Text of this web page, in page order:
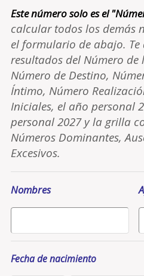
Este número solo es el
calcular todos los demás
el formulario de abajo. Te
resultados del Número de
Número de Destino,
Íntimo, Número
Iniciales, el año personal
personal 2027 y la grilla
Números Dominantes,
Excesivos.
Nombres
Fecha de nacimiento